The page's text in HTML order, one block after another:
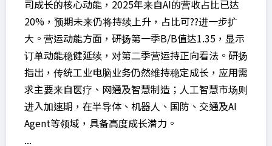
司成长的核心动能，2025年来自AI的营收占比已达
20%，预期未来仍将持续上升，占比可??进一步扩
大。营运动能方面，研扬第一季B/B值达1.35，显示
订单动能稳健延续，对第二季营运持正向看法。研扬
指出，传统工业电脑业务仍然维持稳定成长，应用需
求主要来自医疗、网通及智慧制造；人工智慧市场则
进入加速期，在半导体、机器人、国防、交通及AI
Agent等领域，具备高度成长潜力。
...